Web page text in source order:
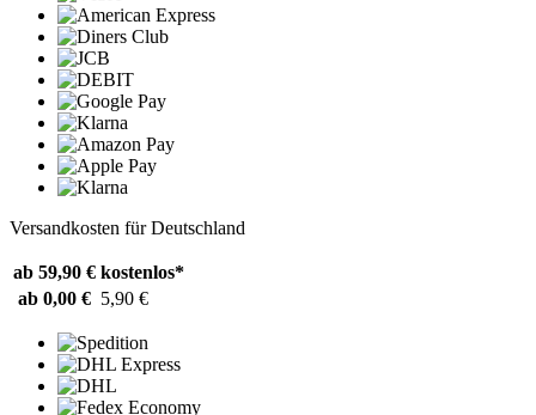
Versandkosten für Deutschland
ab 59,90 € kostenlos*
ab 0,00 € 5,90 €